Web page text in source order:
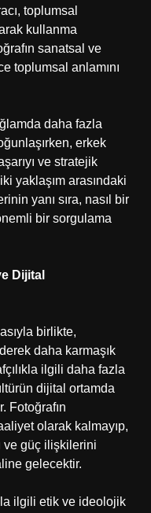
toplumsal
kullanma
sanatsal ve
toplumsal anlamını
daha fazla
erkek
ve stratejik
yaklaşım arasındaki
yanı sıra, nasıl bir
bir sorgulama
Dijital
birlikte,
daha karmaşık
ilgili daha fazla
dijital ortamda
Fotoğrafın
olarak kalmayıp,
ve güç ilişkilerini
gelecektir.
ilgili etik ve ideolojik